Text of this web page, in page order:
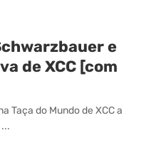
e
de XCC [com
Taça do Mundo de XCC a